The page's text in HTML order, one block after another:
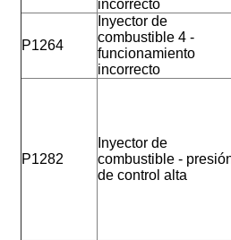
incorrecto
P1264
Inyector de
combustible 4 -
funcionamiento
incorrecto
P1282
Inyector de
combustible -
de control alta